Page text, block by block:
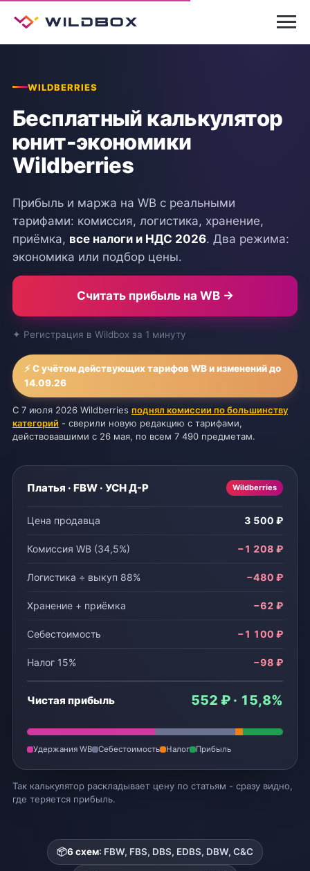
WILDBERRIES
Бесплатный калькулятор
юнит-экономики
Wildberries
Прибыль и маржа на WB с реальными
тарифами: комиссия, логистика, хранение,
приёмка, все налоги и НДС 2026. Два режима:
экономика или подбор цены.
Считать прибыль на WB →
✦ Регистрация в Wildbox за 1 минуту
⚡️ С учётом действующих тарифов WB и изменений до
14.09.26
С 7 июля 2026 Wildberries поднял комиссии по большинству
категорий - сверили новую редакцию с тарифами,
действовавшими с 26 мая, по всем 7 490 предметам.
Платья · FBW · УСН Д-Р Wildberries
Цена продавца 3 500 ₽
Комиссия WB (34,5%) −1 208 ₽
Логистика ÷ выкуп 88% −480 ₽
Хранение + приёмка −62 ₽
Себестоимость −1 100 ₽
Налог 15% −98 ₽
Чистая прибыль 552 ₽ · 15,8%
Удержания WB Себестоимость Налог Прибыль
Так калькулятор раскладывает цену по статьям - сразу видно,
где теряется прибыль.
📦6 схем: FBW, FBS, DBS, EDBS, DBW, C&C